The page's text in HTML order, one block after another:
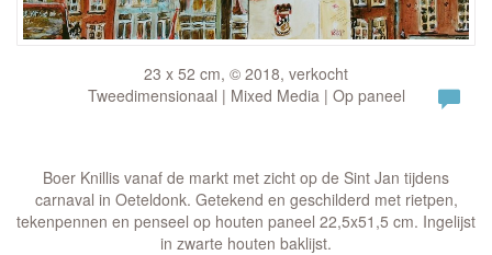
23 x 52 cm, © 2018, verkocht
Tweedimensionaal | Mixed Media | Op paneel
Boer Knillis vanaf de markt met zicht op de Sint Jan tijdens
carnaval in Oeteldonk. Getekend en geschilderd met rietpen,
tekenpennen en penseel op houten paneel 22,5x51,5 cm. Ingelijst
in zwarte houten baklijst.